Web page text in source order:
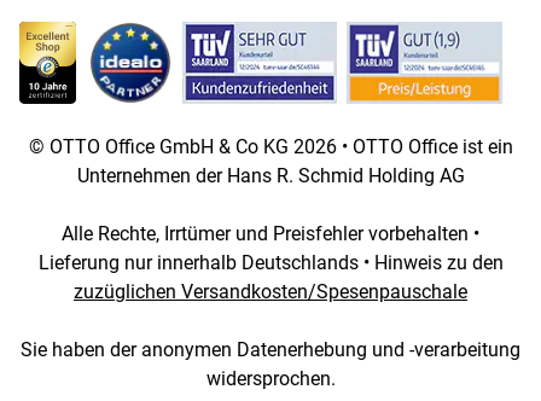
© OTTO Office GmbH & Co KG 2026 • OTTO Office ist ein
Unternehmen der Hans R. Schmid Holding AG
Alle Rechte, Irrtümer und Preisfehler vorbehalten •
Lieferung nur innerhalb Deutschlands • Hinweis zu den
zuzüglichen Versandkosten/Spesenpauschale
Sie haben der anonymen Datenerhebung und -verarbeitung
widersprochen.